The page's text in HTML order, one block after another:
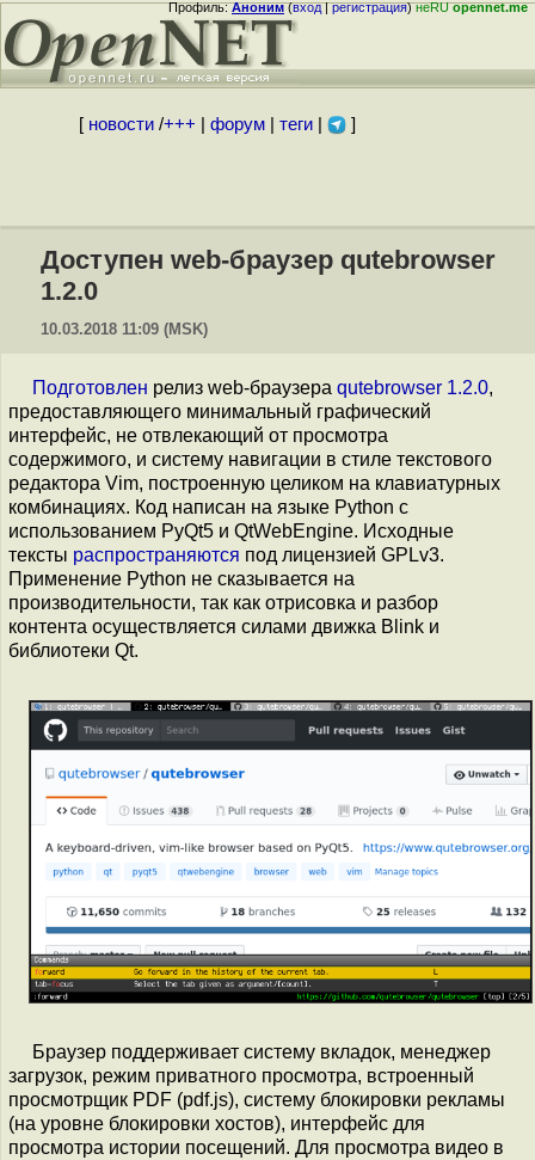
Профиль:Аноним(вход|регистрация)неRUopennet.me
[ новости/+++ форум| теги| ]
Доступен web-браузер qutebrowser
1.2.0
10.03.2018 11:09 (MSK)
Подготовлен релиз web-браузера qutebrowser 1.2.0,
предоставляющего минимальный графический
интерфейс, не отвлекающий от просмотра
содержимого, и систему навигации в стиле текстового
редактора Vim, построенную целиком на клавиатурных
комбинациях. Код написан на языке Python с
использованием PyQt5 и QtWebEngine. Исходные
тексты распространяются под лицензией GPLv3.
Применение Python не сказывается на
производительности, так как отрисовка и разбор
контента осуществляется силами движка Blink и
библиотеки Qt.
Браузер поддерживает систему вкладок, менеджер
загрузок, режим приватного просмотра, встроенный
просмотрщик PDF (pdf.js), систему блокировки рекламы
(на уровне блокировки хостов), интерфейс для
просмотра истории посещений. Для просмотра видео в